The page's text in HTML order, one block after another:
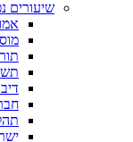
שיעורים